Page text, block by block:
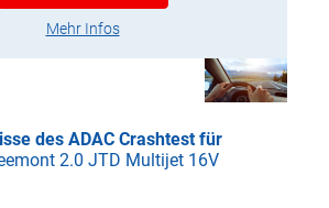
Mehr Infos
des ADAC Crashtest für
2.0 JTD Multijet 16V